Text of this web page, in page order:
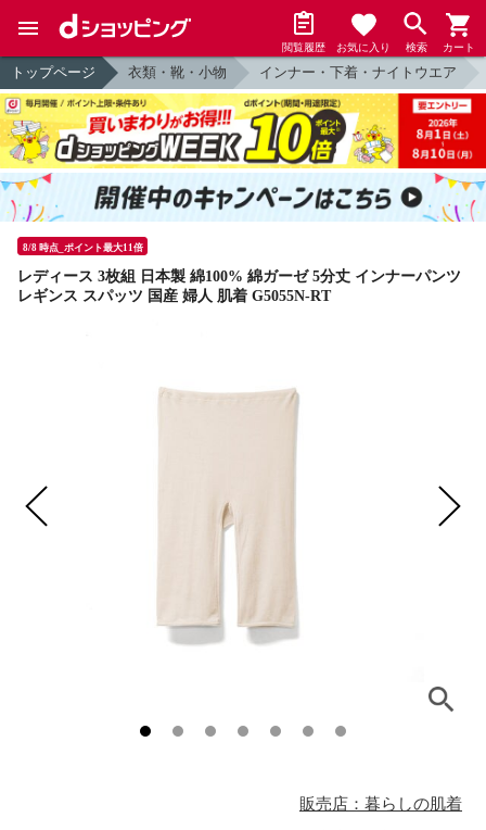
閲覧履歴 お気に入り 検索 カート
トップページ 衣類・靴・小物 インナー・下着・ナイトウエア
8/8 時点_ポイント最大11倍
レディース 3枚組 日本製 綿100% 綿ガーゼ 5分丈 インナーパンツ
レギンス スパッツ 国産 婦人 肌着 G5055N-RT
販売店：暮らしの肌着